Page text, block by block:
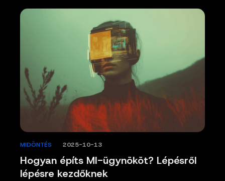
Hogyan építs MI-ügynököt? Lépésről
lépésre kezdőknek
MIDÖNTÉS 2025-10-13